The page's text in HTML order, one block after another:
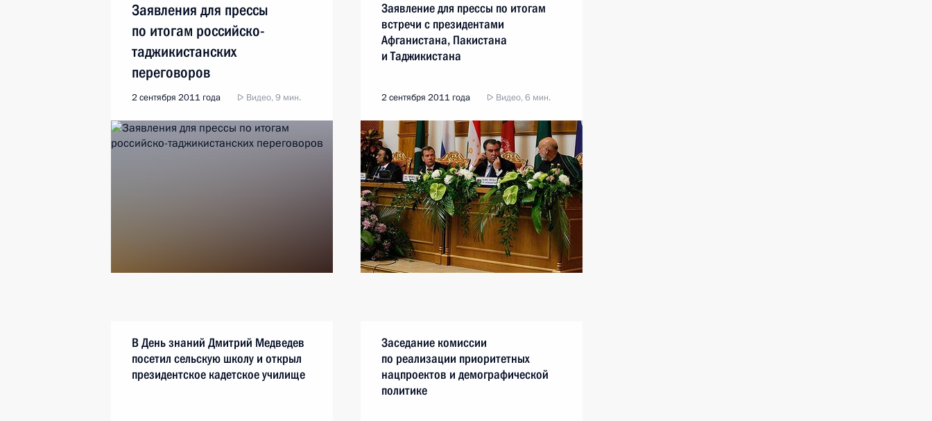
Заявления для прессы
по итогам российско-
таджикистанских
переговоров
2 сентября 2011 года Видео, 9 мин.
Заявление для прессы по итогам
встречи с президентами
Афганистана, Пакистана
и Таджикистана
2 сентября 2011 года Видео, 6 мин.
В День знаний Дмитрий Медведев
посетил сельскую школу и открыл
президентское кадетское училище
Заседание комиссии
по реализации приоритетных
нацпроектов и демографической
политике